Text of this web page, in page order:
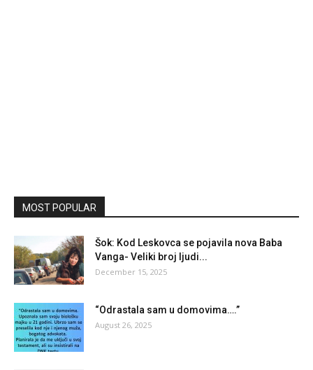
MOST POPULAR
Šok: Kod Leskovca se pojavila nova Baba
Vanga- Veliki broj ljudi...
December 15, 2025
“Odrastala sam u domovima….”
August 26, 2025